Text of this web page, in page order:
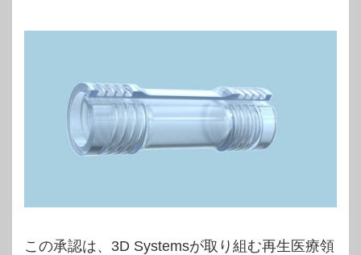
この承認は、3D Systemsが取り組む再生医療領